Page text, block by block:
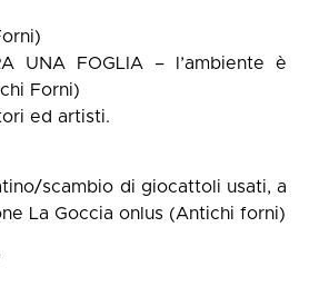
UNA FOGLIA – l’ambiente è
Forni)
ed artisti.
scambio di giocattoli usati, a
La Goccia onlus (Antichi forni)